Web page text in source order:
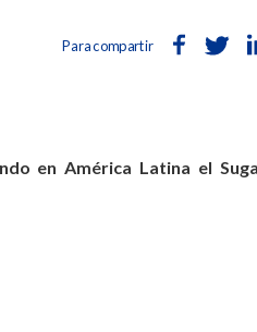
Para compartir
en América Latina el